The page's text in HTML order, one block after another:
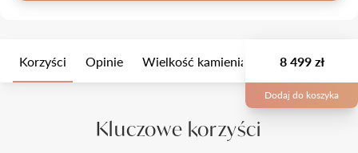
Korzyści Opinie Wielkość kamienia Opis
8 499 zł
Dodaj do koszyka
Kluczowe korzyści